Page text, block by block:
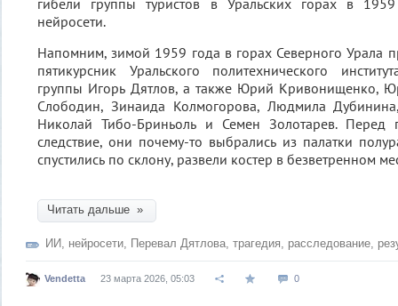
нейросети.
Напомним, зимой 1959 года в горах Северного Урала
пятикурсник Уральского политехнического
группы Игорь Дятлов, а также Юрий Кривонищенко,
Слободин, Зинаида Колмогорова, Людмила
Николай Тибо-Бриньоль и Семен Золотарев. Перед
следствие, они почему-то выбрались из палатки
спустились по склону, развели костер в безветренном
Читать дальше »
ИИ нейросети Перевал Дятлова трагедия расследование
Vendetta 23 марта 2026, 05:03 0